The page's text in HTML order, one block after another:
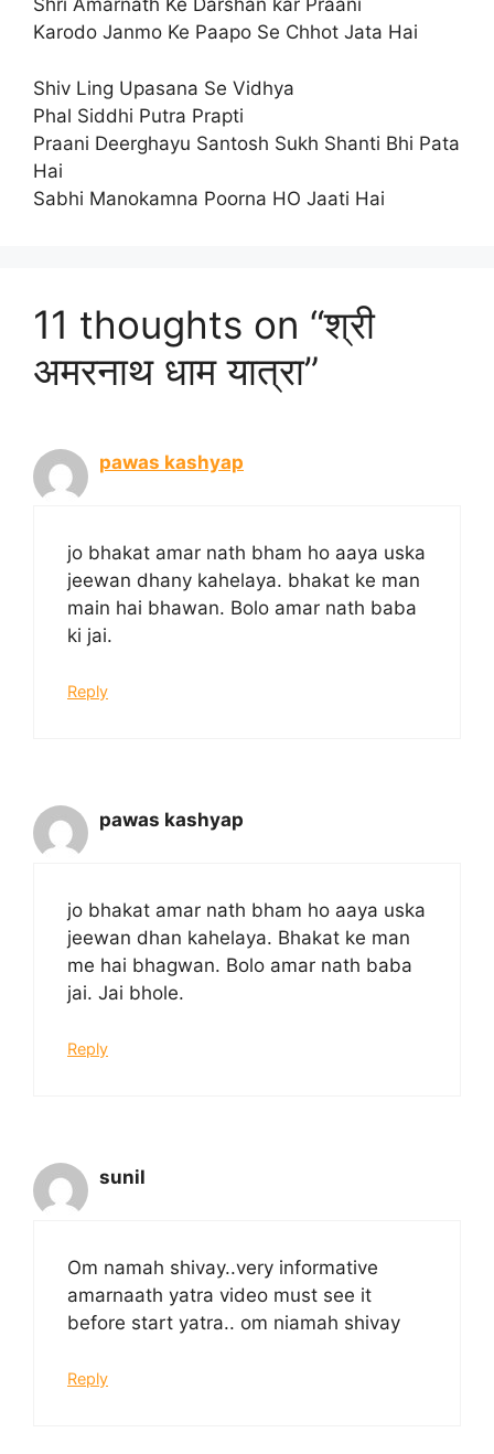
Shri Amarnath Ke Darshan kar Praani
Karodo Janmo Ke Paapo Se Chhot Jata Hai
Shiv Ling Upasana Se Vidhya
Phal Siddhi Putra Prapti
Praani Deerghayu Santosh Sukh Shanti Bhi Pata
Hai
Sabhi Manokamna Poorna HO Jaati Hai
11 thoughts on “श्री
अमरनाथ धाम यात्रा”
pawas kashyap
jo bhakat amar nath bham ho aaya uska
jeewan dhany kahelaya. bhakat ke man
main hai bhawan. Bolo amar nath baba
ki jai.
Reply
pawas kashyap
jo bhakat amar nath bham ho aaya uska
jeewan dhan kahelaya. Bhakat ke man
me hai bhagwan. Bolo amar nath baba
jai. Jai bhole.
Reply
sunil
Om namah shivay..very informative
amarnaath yatra video must see it
before start yatra.. om niamah shivay
Reply